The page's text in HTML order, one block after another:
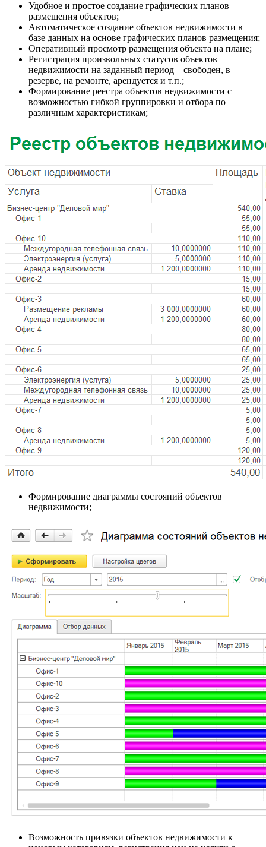
Удобное и простое создание графических планов
размещения объектов;
Автоматическое создание объектов недвижимости в
базе данных на основе графических планов размещения;
Оперативный просмотр размещения объекта на плане;
Регистрация произвольных статусов объектов
недвижимости на заданный период – свободен, в
резерве, на ремонте, арендуется и т.п.;
Формирование реестра объектов недвижимости с
возможностью гибкой группировки и отбора по
различным характеристикам;
Формирование диаграммы состояний объектов
недвижимости;
Возможность привязки объектов недвижимости к